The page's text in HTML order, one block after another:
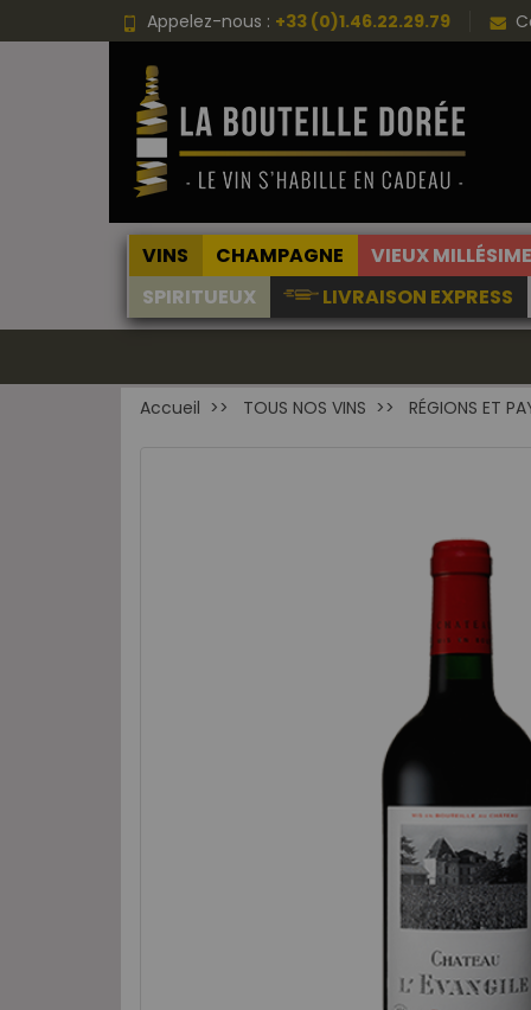
Appelez-nous : +33 (0)1.46.22.29.79
VINS CHAMPAGNE VIEUX
SPIRITUEUX
LIVRAISON EXPRESS
Accueil TOUS NOS VINS RÉGIONS ET